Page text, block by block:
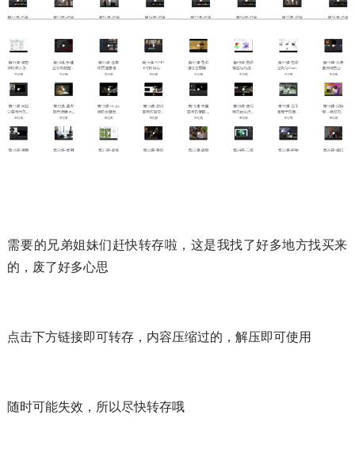
需要的兄弟姐妹们赶快转存啦，这是我找了好多地方找买来
的，废了好多心思
点击下方链接即可转存，内容压缩过的，解压即可使用
随时可能失效，所以尽快转存哦